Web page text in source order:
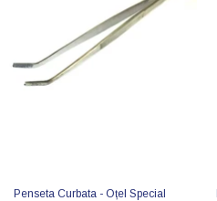
Penseta Curbata - Oțel Special